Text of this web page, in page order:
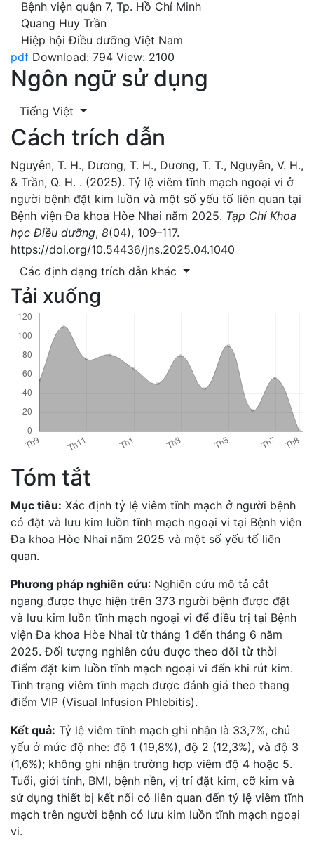
Bệnh viện quận 7, Tp. Hồ Chí Minh
Quang Huy Trần
Hiệp hội Điều dưỡng Việt Nam
pdf Download: 794 View: 2100
Ngôn ngữ sử dụng
Tiếng Việt
Cách trích dẫn
Nguyễn, T. H., Dương, T. H., Dương, T. T., Nguyễn, V. H.,
& Trần, Q. H. . (2025). Tỷ lệ viêm tĩnh mạch ngoại vi ở
người bệnh đặt kim luồn và một số yếu tố liên quan tại
Bệnh viện Đa khoa Hòe Nhai năm 2025. Tạp Chí Khoa
học Điều dưỡng, 8(04), 109–117.
https://doi.org/10.54436/jns.2025.04.1040
Các định dạng trích dẫn khác
Tải xuống
Tóm tắt
Mục tiêu: Xác định tỷ lệ viêm tĩnh mạch ở người bệnh
có đặt và lưu kim luồn tĩnh mạch ngoại vi tại Bệnh viện
Đa khoa Hòe Nhai năm 2025 và một số yếu tố liên
quan.
Phương pháp nghiên cứu: Nghiên cứu mô tả cắt
ngang được thực hiện trên 373 người bệnh được đặt
và lưu kim luồn tĩnh mạch ngoại vi để điều trị tại Bệnh
viện Đa khoa Hòe Nhai từ tháng 1 đến tháng 6 năm
2025. Đối tượng nghiên cứu được theo dõi từ thời
điểm đặt kim luồn tĩnh mạch ngoại vi đến khi rút kim.
Tình trạng viêm tĩnh mạch được đánh giá theo thang
điểm VIP (Visual Infusion Phlebitis).
Kết quả: Tỷ lệ viêm tĩnh mạch ghi nhận là 33,7%, chủ
yếu ở mức độ nhe: độ 1 (19,8%), độ 2 (12,3%), và độ 3
(1,6%); không ghi nhận trường hợp viêm độ 4 hoặc 5.
Tuổi, giới tính, BMI, bệnh nền, vị trí đặt kim, cỡ kim và
sử dụng thiết bị kết nối có liên quan đến tỷ lệ viêm tĩnh
mạch trên người bệnh có lưu kim luồn tĩnh mạch ngoại
vi.